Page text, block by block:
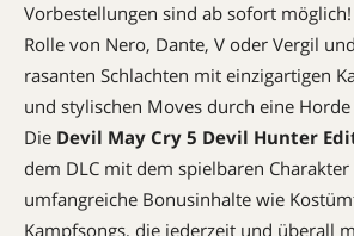
Vorbestellungen sind ab sofort
Rolle von Nero, Dante, V oder Vergil
rasanten Schlachten mit einzigartigen
und stylischen Moves durch eine
Die Devil May Cry 5 Devil Hunter
dem DLC mit dem spielbaren Charakter
umfangreiche Bonusinhalte wie
Kampfsongs, die jederzeit und überall